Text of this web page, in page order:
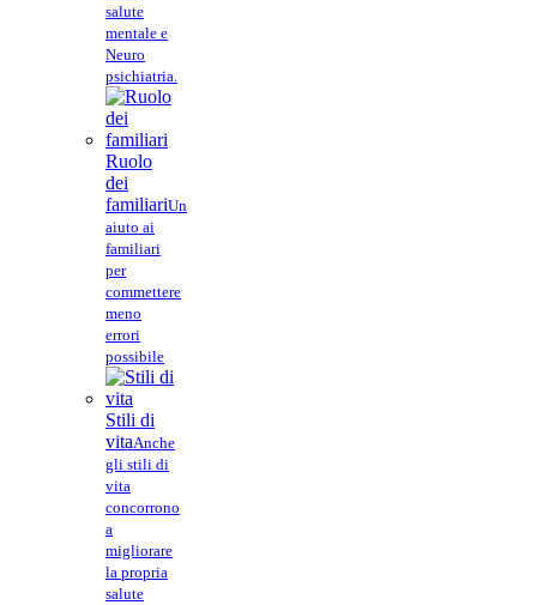
salute
mentale e
Neuro
psichiatria.
Ruolo
dei
familiariUn
aiuto ai
familiari
per
commettere
meno
errori
possibile
Stili di
vitaAnche
gli stili di
vita
concorrono
a
migliorare
la propria
salute